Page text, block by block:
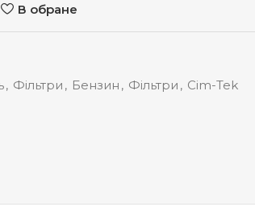
В обране
, Фільтри , Бензин , Фільтри , Cim-Tek